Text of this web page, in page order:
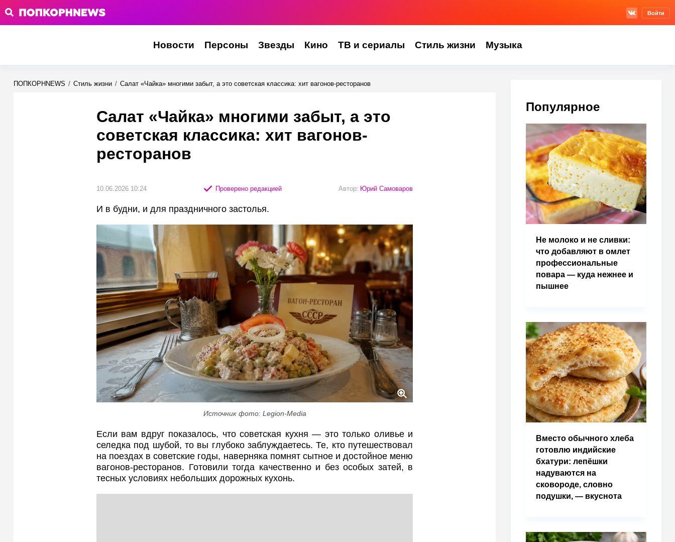
Войти
Новости Персоны Звезды Кино ТВ и сериалы Стиль жизни Музыка
ПОПКОРНNEWS / Стиль жизни / Салат «Чайка» многими забыт, а это советская классика: хит вагонов-ресторанов
Салат «Чайка» многими забыт, а это
советская классика: хит вагонов-
ресторанов
10.06.2026 10:24 Проверено редакцией Автор: Юрий Самоваров
И в будни, и для праздничного застолья.
Источник фото: Legion-Media
Если вам вдруг показалось, что советская кухня — это только оливье и
селедка под шубой, то вы глубоко заблуждаетесь. Те, кто путешествовал
на поездах в советские годы, наверняка помнят сытное и достойное меню
вагонов-ресторанов. Готовили тогда качественно и без особых затей, в
тесных условиях небольших дорожных кухонь.
Популярное
Не молоко и не сливки:
что добавляют в омлет
профессиональные
повара — куда нежнее и
пышнее
Вместо обычного хлеба
готовлю индийские
бхатури: лепёшки
надуваются на
сковороде, словно
подушки, — вкуснота